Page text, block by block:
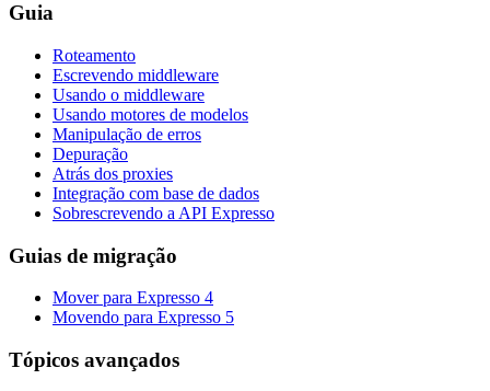
Guia
Roteamento
Escrevendo middleware
Usando o middleware
Usando motores de modelos
Manipulação de erros
Depuração
Atrás dos proxies
Integração com base de dados
Sobrescrevendo a API Expresso
Guias de migração
Mover para Expresso 4
Movendo para Expresso 5
Tópicos avançados